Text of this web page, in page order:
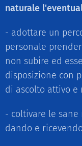
naturale
- adottare un
personale
non subire ed
disposizione con
di ascolto attivo e
- coltivare le
dando e